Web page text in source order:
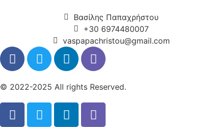
Βασίλης Παπαχρήστου
+30 6974480007
vaspapachristou@gmail.com
© 2022-2025 All rights Reserved.